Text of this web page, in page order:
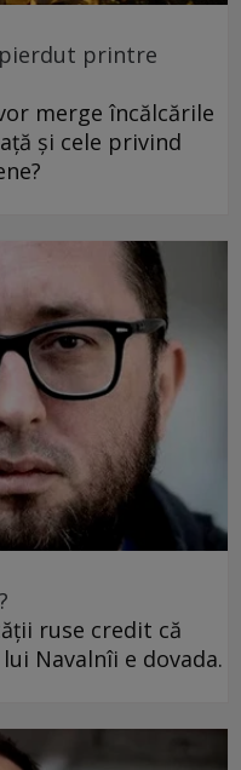
pierdut printre
merge încălcările
și cele privind
ruse credit că
Navalnîi e dovada.